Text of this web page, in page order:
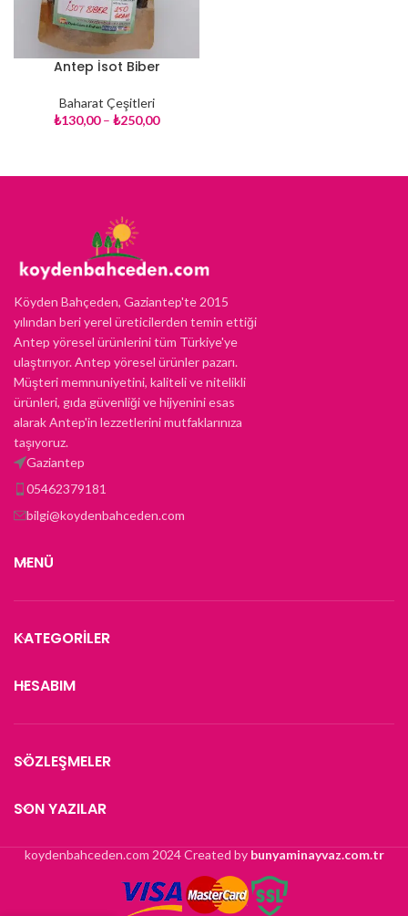
Antep İsot Biber
Baharat Çeşitleri
₺130,00 – ₺250,00
Köyden Bahçeden, Gaziantep'te 2015
yılından beri yerel üreticilerden temin ettiği
Antep yöresel ürünlerini tüm Türkiye'ye
ulaştırıyor. Antep yöresel ürünler pazarı.
Müşteri memnuniyetini, kaliteli ve nitelikli
ürünleri, gıda güvenliği ve hijyenini esas
alarak Antep'in lezzetlerini mutfaklarınıza
taşıyoruz.
Gaziantep
05462379181
bilgi@koydenbahceden.com
MENÜ
KATEGORILER
HESABIM
SÖZLEŞMELER
SON YAZILAR
koydenbahceden.com 2024 Created by bunyaminayvaz.com.tr